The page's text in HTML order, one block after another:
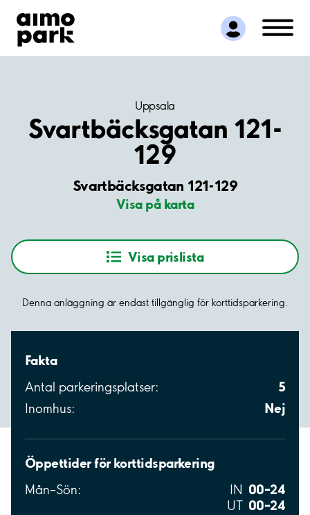
Hitta parkering
Samarbete
Kundservice
Uppsala
Svartbäcksgatan 121-
129
Svartbäcksgatan 121-129
Visa på karta
Visa prislista
Denna anläggning är endast tillgänglig för korttidsparkering.
Fakta
Antal parkeringsplatser: 5
Inomhus: Nej
Öppettider för korttidsparkering
Mån–Sön: IN 00–24
UT 00–24